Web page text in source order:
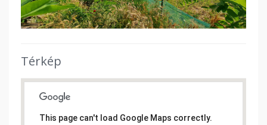
Térkép
This page can't load Google Maps correctly.